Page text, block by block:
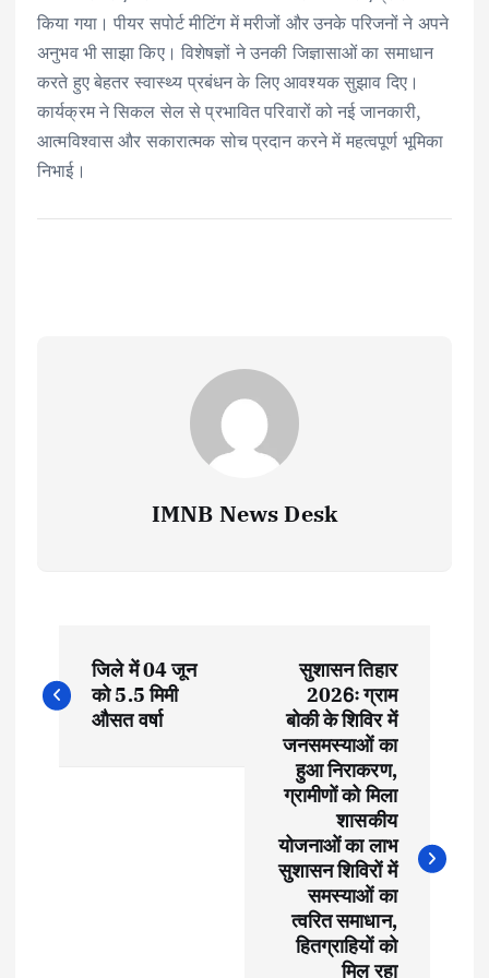
किया गया। पीयर सपोर्ट मीटिंग में मरीजों और उनके परिजनों ने अपने
अनुभव भी साझा किए। विशेषज्ञों ने उनकी जिज्ञासाओं का समाधान
करते हुए बेहतर स्वास्थ्य प्रबंधन के लिए आवश्यक सुझाव दिए।
कार्यक्रम ने सिकल सेल से प्रभावित परिवारों को नई जानकारी,
आत्मविश्वास और सकारात्मक सोच प्रदान करने में महत्वपूर्ण भूमिका
निभाई।
IMNB News Desk
o
जिले में 04 जून
को 5.5 मिमी
औसत वर्षा
सुशासन तिहार
2026ः ग्राम
बोकी के शिविर में
जनसमस्याओं का
हुआ निराकरण,
ग्रामीणों को मिला
शासकीय
योजनाओं का लाभ
सुशासन शिविरों में
समस्याओं का
त्वरित समाधान,
हितग्राहियों को
मिल रहा